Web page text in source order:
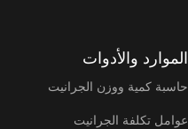
الموارد والأدوات
حاسبة كمية ووزن الجرانيت
عوامل تكلفة الجرانيت